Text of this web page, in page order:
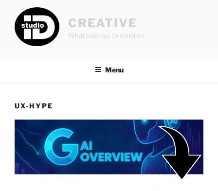
obsahu
webu
CREATIVE
What belongs to children
Menu
UX-HYPE